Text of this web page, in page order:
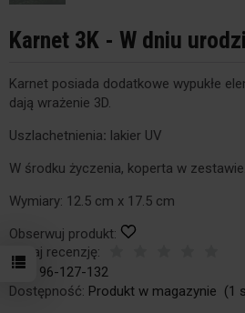
Karnet 3K - W dniu
Karnet posiada dodatkowe wypukłe
dają wrażenie 3D.
Uszlachetnienia: lakier UV
W środku życzenia, koperta w zestawie.
Wymiary: 12.5 cm x 17.5 cm
Obserwuj produkt:
Dodaj recenzję:
Kod:
96-127-132
Dostępność: Produkt w magazynie (1